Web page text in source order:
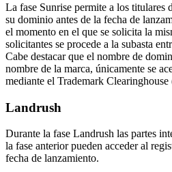
La fase Sunrise permite a los titulares
su dominio antes de la fecha de
el momento en el que se solicita la
solicitantes se procede a la subasta
Cabe destacar que el nombre de
nombre de la marca, únicamente se
mediante el Trademark Clearinghouse
Landrush
Durante la fase Landrush las partes
la fase anterior pueden acceder al
fecha de lanzamiento.